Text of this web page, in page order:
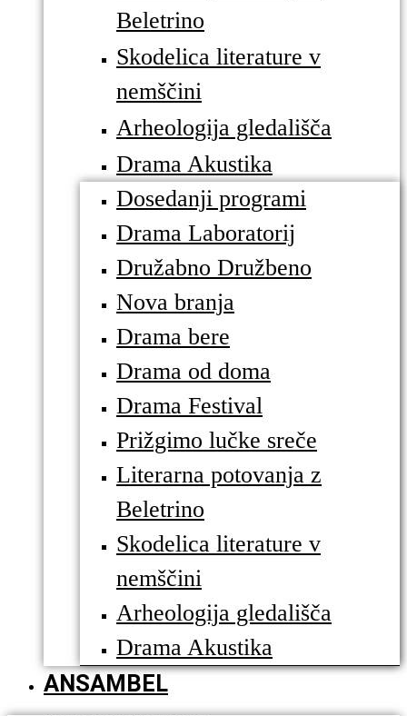
Beletrino
Skodelica literature v
nemščini
Arheologija gledališča
Drama Akustika
Dosedanji programi
Drama Laboratorij
Družabno Družbeno
Nova branja
Drama bere
Drama od doma
Drama Festival
Prižgimo lučke sreče
Literarna potovanja z
Beletrino
Skodelica literature v
nemščini
Arheologija gledališča
Drama Akustika
ANSAMBEL